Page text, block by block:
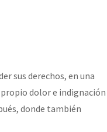
sus derechos, en una
propio dolor e indignación
donde también